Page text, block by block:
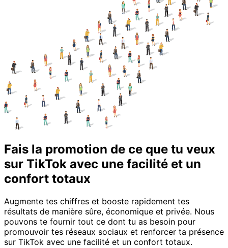
Fais la promotion de ce que tu veux
sur TikTok avec une facilité et un
confort totaux
Augmente tes chiffres et booste rapidement tes
résultats de manière sûre, économique et privée. Nous
pouvons te fournir tout ce dont tu as besoin pour
promouvoir tes réseaux sociaux et renforcer ta présence
sur TikTok avec une facilité et un confort totaux.